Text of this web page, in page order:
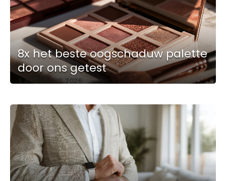
8x het beste oogschaduw palette
door ons getest
3 AUGUSTUS 2026